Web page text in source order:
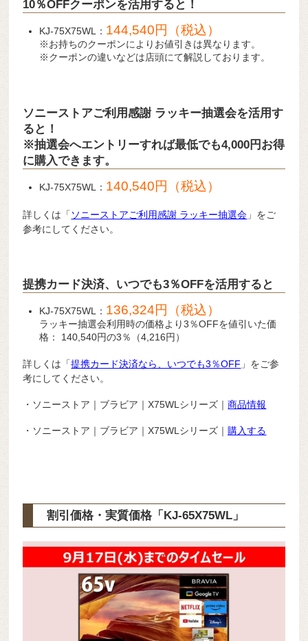
10％OFFクーポンを活用すると！
KJ-75X75WL： 144,540円（税込）
※お持ちのクーポンによりお値引きは異なります。
※クーポンの違いなどは店頭にて解説しております。
ソニーストアご利用感謝 ラッキー抽選会を活用す
ると！
※抽選会へエントリーすれば最低でも4,000円お得
に購入できます。
KJ-75X75WL： 140,540円（税込）
詳しくは「 ソニーストアご利用感謝 ラッキー抽選会 」をご
参考にしてください。
提携カード決済、いつでも3％OFFを活用すると
KJ-75X75WL： 136,324円（税込）
ラッキー抽選会利用時の価格より3％OFFを値引いた価
格： 140,540円の3％（4,216円）
詳しくは「提携カード決済なら、いつでも3％OFF 」をご参
考にしてください。
・ソニーストア｜ブラビア｜X75WLシリーズ｜商品情報
・ソニーストア｜ブラビア｜X75WLシリーズ｜ 購入する
割引価格・実質価格「KJ-65X75WL」